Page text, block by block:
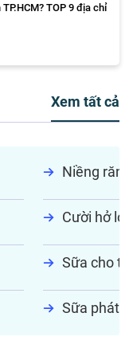
TOP 9 địa chỉ
Xem tất cả
Niềng
Cười hở lợi
Sữa cho
Sữa phát